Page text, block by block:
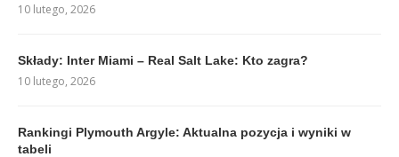
10 lutego, 2026
Składy: Inter Miami – Real Salt Lake: Kto zagra?
10 lutego, 2026
Rankingi Plymouth Argyle: Aktualna pozycja i wyniki w
tabeli